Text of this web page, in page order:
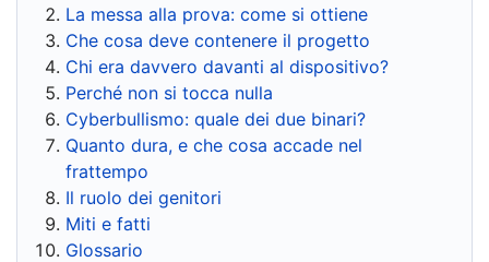
La messa alla prova: come si ottiene
Che cosa deve contenere il progetto
Chi era davvero davanti al dispositivo?
Perché non si tocca nulla
Cyberbullismo: quale dei due binari?
Quanto dura, e che cosa accade nel
frattempo
Il ruolo dei genitori
Miti e fatti
Glossario